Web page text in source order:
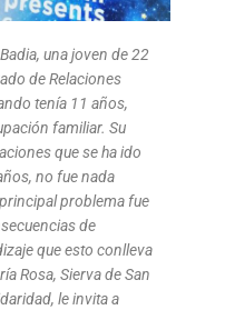
una joven de 22
de Relaciones
tenía 11 años,
familiar. Su
que se ha ido
no fue nada
problema fue
de
que esto conlleva
Rosa, Sierva de San
le invita a